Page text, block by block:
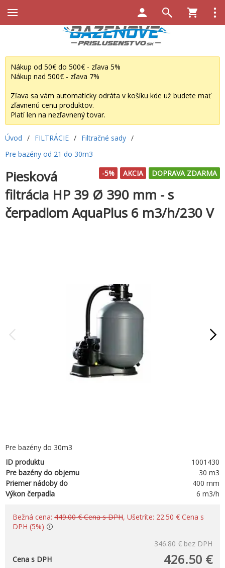
Nákup od 50€ do 500€ - zľava 5%
Nákup nad 500€ - zľava 7%
Zľava sa vám automaticky odráta v košíku kde už budete mať
zľavnenú cenu produktov.
Platí len na nezľavnený tovar.
Úvod / FILTRÁCIE / Filtračné sady /
Pre bazény od 21 do 30m3
DOPRAVA ZDARMA
AKCIA
-5%
Piesková
filtrácia HP 39 Ø 390 mm - s
čerpadlom AquaPlus 6 m3/h/230 V
Pre bazény do 30m3
ID produktu
1001430
Pre bazény do objemu
30 m3
Priemer nádoby do
400 mm
Výkon čerpadla
6 m3/h
Bežná cena: 449.00 € Cena s DPH, Ušetríte: 22.50 € Cena s
DPH (5%)
346.80 € bez DPH
426.50 €
Cena s DPH